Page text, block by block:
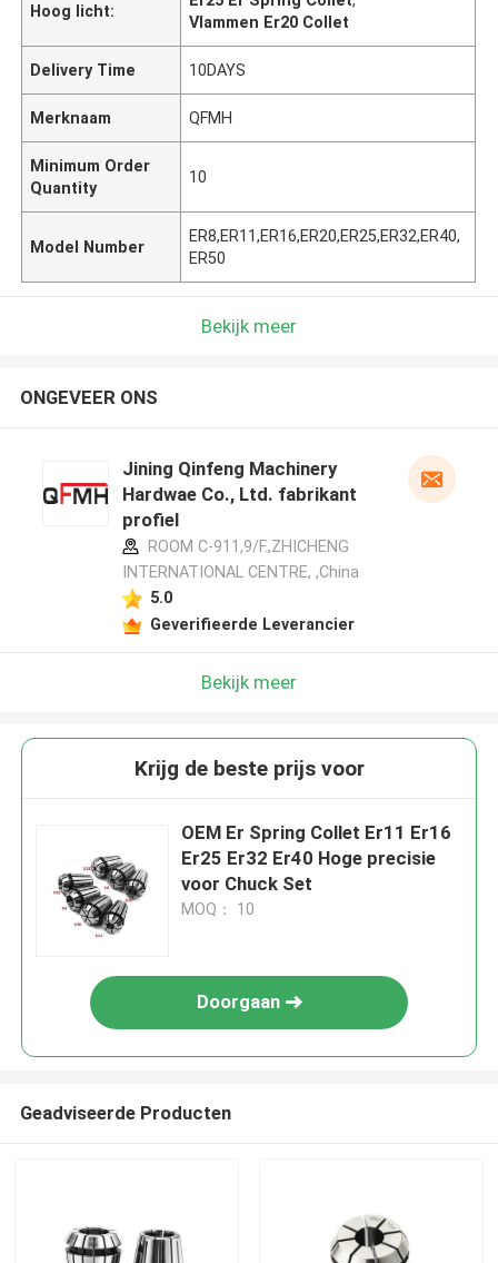
Hoog licht:
Vlammen Er20 Collet
Delivery Time 10DAYS
Merknaam QFMH
Minimum Order
Quantity
10
Model Number
ER8,ER11,ER16,ER20,ER25,ER32,ER40,
ER50
Bekijk meer
ONGEVEER ONS
Jining Qinfeng Machinery
Hardwae Co., Ltd. fabrikant
profiel
ROOM C-911,9/F.,ZHICHENG
INTERNATIONAL CENTRE, ,China
5.0
Geverifieerde Leverancier
Bekijk meer
Krijg de beste prijs voor
OEM Er Spring Collet Er11 Er16
Er25 Er32 Er40 Hoge precisie
voor Chuck Set
MOQ： 10
Doorgaan
Geadviseerde Producten